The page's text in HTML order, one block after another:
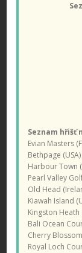
Seznam hřišť
Evian Masters
Bethpage (USA)
Harbour Town
Pearl Valley
Old Head
Kiawah Island
Kingston
Bali Ocean
Cherry
Royal Loch